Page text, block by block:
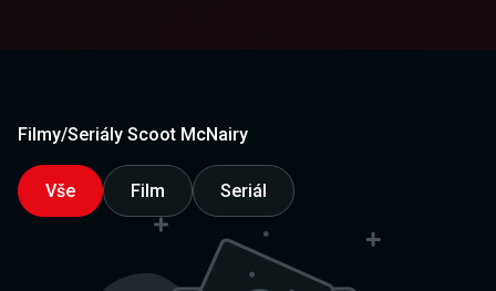
Filmy/Seriály Scoot McNairy
Vše Film Seriál